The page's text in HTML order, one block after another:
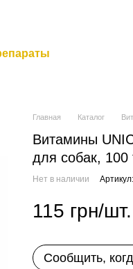
Главная Каталог
Витамины
для собак, 100
Нет в наличии
115 грн/шт.
Сообщить,